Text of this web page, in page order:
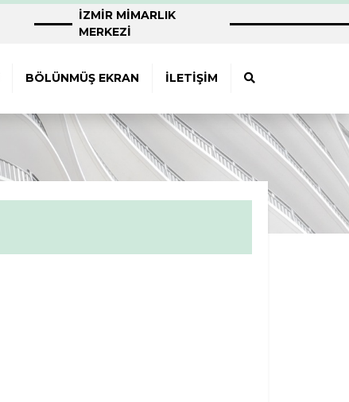
İZMİR MİMARLIK
MERKEZİ
BÖLÜNMÜŞ EKRAN İLETİŞİM